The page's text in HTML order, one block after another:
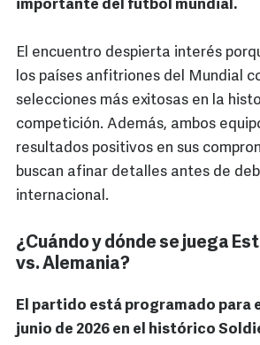
importante del fútbol mundial.
El encuentro despierta interés
los países anfitriones del Mundial
selecciones más exitosas en la
competición. Además, ambos
resultados positivos en sus
buscan afinar detalles antes de
internacional.
¿Cuándo y dónde se juega
vs. Alemania?
El partido está programado para
junio de 2026 en el histórico